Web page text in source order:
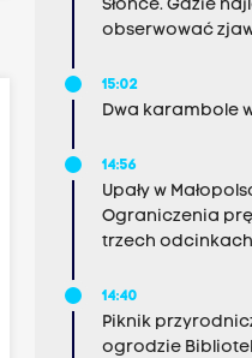
Słońce. Gdzie
obserwować
15:02
Dwa karambole
14:56
Upały w
Ograniczenia
trzech
14:40
Piknik
ogrodzie